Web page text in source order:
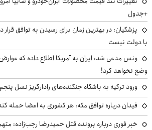
+جدول
پزشکیان‌: در بهترین زمان برای رسیدن به توافق
با دولت نیست
ونس مدعی شد: ایران به آمریکا اطلاع داده که
وضع نخواهد کرد!
ورود ترکیه به باشگاه جنگنده‌های رادارگریز نسل
فیدان درباره توافق مکه: هر کشوری به اعضا حمله
خبر فوری درباره پرونده قتل حمیدرضا رجب‌زاده: